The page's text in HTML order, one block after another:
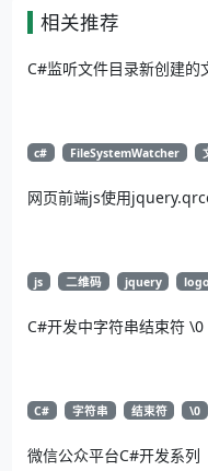
相关推荐
C#监听文件目录新创建的
c# FileSystemWatcher
网页前端js使用
js 二维码 jquery
C#开发中字符串结束符 \0
C# 字符串 结束符 \0
微信公众平台C#开发系列